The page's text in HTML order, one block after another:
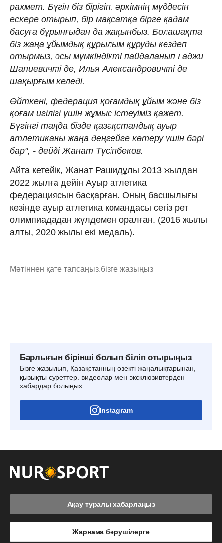
рахмет. Бүгін біз бірігіп, әркімнің мүддесін
ескере отырып, бір мақсатқа бірге қадам
басуға бұрынғыдан да жақынбыз. Болашақта
біз жаңа ұйымдық құрылым құруды көздеп
отырмыз, осы мүмкіндікті пайдаланып Гаджи
Шапиевичті де, Илья Александровичті де
шақырғым келеді.
Өйткені, федерация қоғамдық ұйым және біз
қоғам игілігі үшін жұмыс істеуіміз қажет.
Бүгінгі таңда бізде қазақстандық ауыр
атлетиканы жаңа деңгейге көтеру үшін бәрі
бар", - дейді Жанат Түсіпбеков.
Айта кетейік, Жанат Рашидұлы 2013 жылдан
2022 жылға дейін Ауыр атлетика
федерациясын басқарған. Оның басшылығы
кезінде ауыр атлетика командасы сегіз рет
олимпиададан жүлдемен оралған. (2016 жылы
алты, 2020 жылы екі медаль).
Мәтіннен қате тапсаңыз,бізге жазыңыз
Барлығын бірінші болып біліп отырыңыз
Бізге жазылып, Қазақстанның өзекті жаңалықтарынан,
қызықты суреттер, видеолар мен эксклюзивтерден
хабардар болыңыз.
Instagram
Ақау туралы хабарлаңыз
Жарнама берушілерге